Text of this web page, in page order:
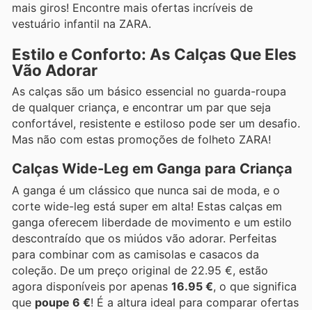
mais giros! Encontre mais ofertas incríveis de
vestuário infantil na ZARA.
Estilo e Conforto: As Calças Que Eles
Vão Adorar
As calças são um básico essencial no guarda-roupa
de qualquer criança, e encontrar um par que seja
confortável, resistente e estiloso pode ser um desafio.
Mas não com estas promoções de folheto ZARA!
Calças Wide-Leg em Ganga para Criança
A ganga é um clássico que nunca sai de moda, e o
corte wide-leg está super em alta! Estas calças em
ganga oferecem liberdade de movimento e um estilo
descontraído que os miúdos vão adorar. Perfeitas
para combinar com as camisolas e casacos da
coleção. De um preço original de 22.95 €, estão
agora disponíveis por apenas 16.95 €, o que significa
que poupe 6 €! É a altura ideal para comparar ofertas